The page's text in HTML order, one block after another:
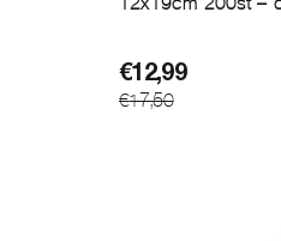
€17,50
Oorspronkelijke
prijs
€12,99
Huidige
prijs